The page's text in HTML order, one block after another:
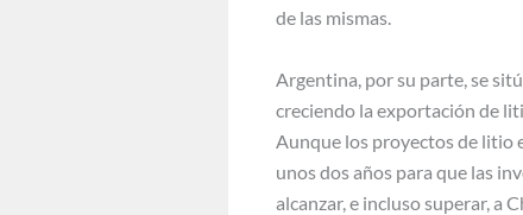
de las mismas.
Argentina, por su parte, se
creciendo la exportación de
Aunque los proyectos de litio
unos dos años para que las
alcanzar, e incluso superar, a